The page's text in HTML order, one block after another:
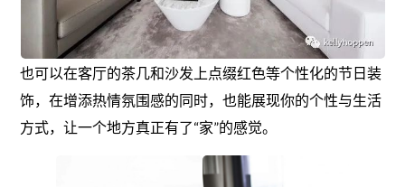
也可以在客厅的茶几和沙发上点缀红色等个性化的节日装
饰，在增添热情氛围感的同时，也能展现你的个性与生活
方式，让一个地方真正有了“家”的感觉。